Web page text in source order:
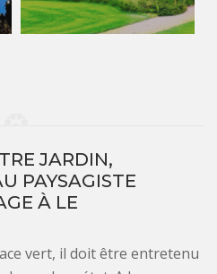
JARDIN,
PAYSAGISTE
À LE
vert, il doit être entretenu